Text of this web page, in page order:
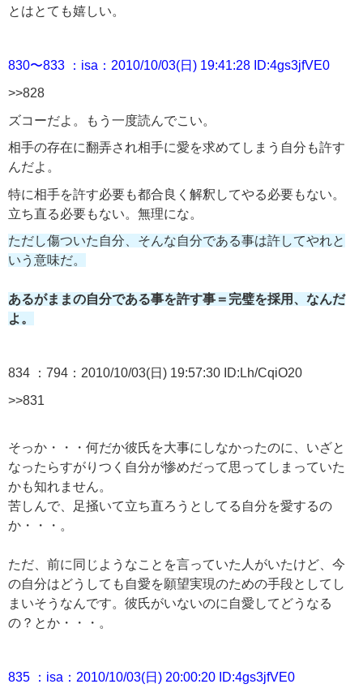
とはとても嬉しい。
830〜833 ：isa：2010/10/03(日) 19:41:28 ID:4gs3jfVE0
>>828
ズコーだよ。もう一度読んでこい。
相手の存在に翻弄され相手に愛を求めてしまう自分も許す
んだよ。
特に相手を許す必要も都合良く解釈してやる必要もない。
立ち直る必要もない。無理にな。
ただし傷ついた自分、そんな自分である事は許してやれと
いう意味だ。
あるがままの自分である事を許す事＝完璧を採用、なんだ
よ。
834 ：794：2010/10/03(日) 19:57:30 ID:Lh/CqiO20
>>831
そっか・・・何だか彼氏を大事にしなかったのに、いざと
なったらすがりつく自分が惨めだって思ってしまっていた
かも知れません。
苦しんで、足掻いて立ち直ろうとしてる自分を愛するの
か・・・。
ただ、前に同じようなことを言っていた人がいたけど、今
の自分はどうしても自愛を願望実現のための手段としてし
まいそうなんです。彼氏がいないのに自愛してどうなる
の？とか・・・。
835 ：isa：2010/10/03(日) 20:00:20 ID:4gs3jfVE0